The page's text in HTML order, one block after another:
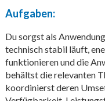
Aufgaben:
Du sorgst als
technisch stabil läuft,
funktionieren und die
behältst die relevanten
koordinierst deren